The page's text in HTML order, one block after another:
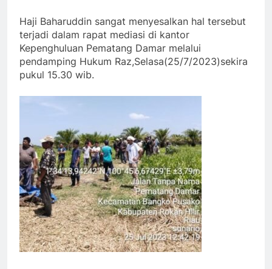
Haji Baharuddin sangat menyesalkan hal tersebut
terjadi dalam rapat mediasi di kantor
Kepenghuluan Pematang Damar melalui
pendamping Hukum Raz,Selasa(25/7/2023)sekira
pukul 15.30 wib.